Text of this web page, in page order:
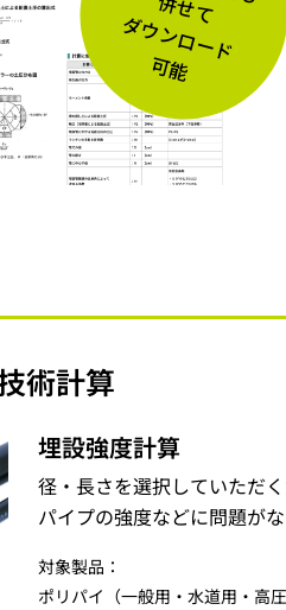
術計算
埋設強度計算
径・長さを選択していただ
パイプの強度などに問題が
対象製品：
ポリパイ（一般用・水道用・高